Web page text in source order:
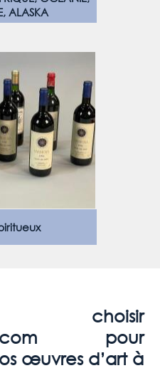
ALASKA
choisir
pour
œuvres d’art à